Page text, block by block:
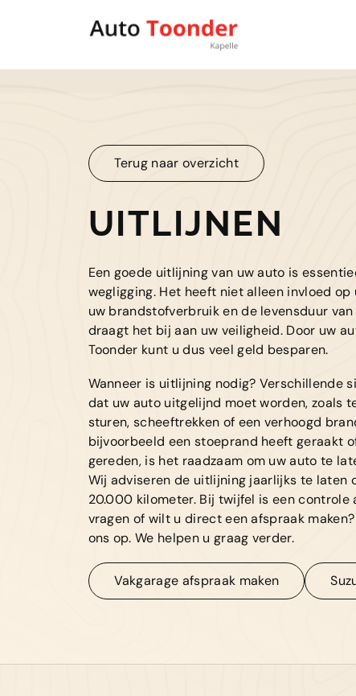
Terug naar overzicht
UITLIJNEN
Een goede uitlijning van uw auto is
wegligging. Het heeft niet alleen invloed
uw brandstofverbruik en de levensduur
draagt het bij aan uw veiligheid. Door uw
Toonder kunt u dus veel geld besparen.
Wanneer is uitlijning nodig? Verschillende
dat uw auto uitgelijnd moet worden, zoals
sturen, scheeftrekken of een verhoogd
bijvoorbeeld een stoeprand heeft geraakt
gereden, is het raadzaam om uw auto te
Wij adviseren de uitlijning jaarlijks te laten
20.000 kilometer. Bij twijfel is een controle
vragen of wilt u direct een afspraak
ons op. We helpen u graag verder.
Vakgarage afspraak maken